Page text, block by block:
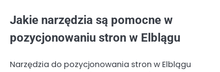
Jakie narzędzia są pomocne w
pozycjonowaniu stron w Elblągu
Narzędzia do pozycjonowania stron w Elblągu